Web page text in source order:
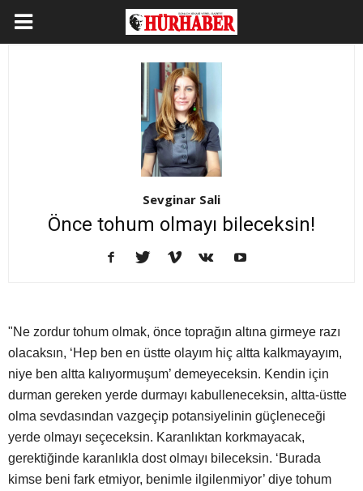
Sevginar Sali
Önce tohum olmayı bileceksin!
"Ne zordur tohum olmak, önce toprağın altına girmeye razı
olacaksın, ‘Hep ben en üstte olayım hiç altta kalkmayayım,
niye ben altta kalıyormuşum’ demeyeceksin. Kendin için
durman gereken yerde durmayı kabulleneceksin, altta-üstte
olma sevdasından vazgeçip potansiyelinin güçleneceği
yerde olmayı seçeceksin. Karanlıktan korkmayacak,
gerektiğinde karanlıkla dost olmayı bileceksin. ‘Burada
kimse beni fark etmiyor, benimle ilgilenmiyor’ diye tohum